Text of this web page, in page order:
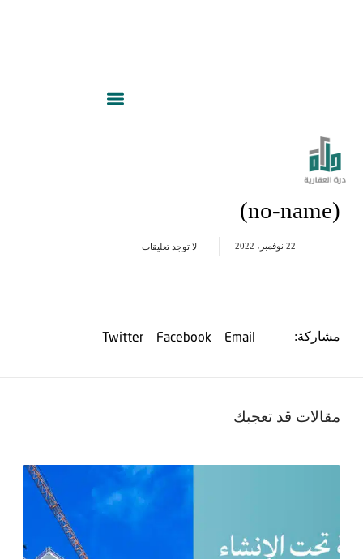
(no-name)
22 نوفمبر، 2022 لا توجد تعليقات
مشاركة: Email
Facebook
Twitter
مقالات قد تعجبك